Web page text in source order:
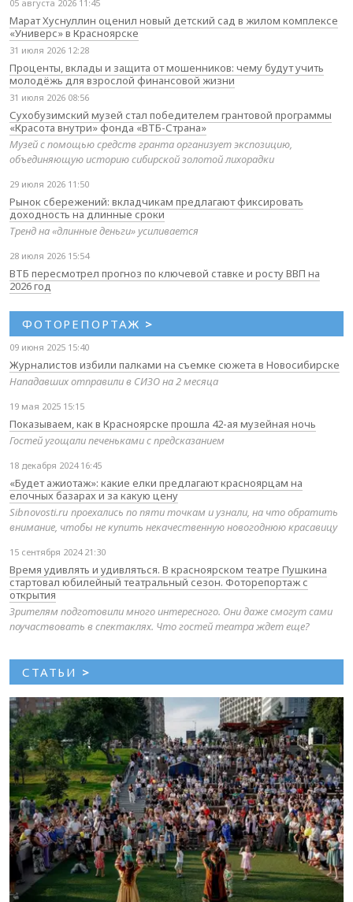
05 августа 2026 11:45
Марат Хуснуллин оценил новый детский сад в жилом комплексе
«Универс» в Красноярске
31 июля 2026 12:28
Проценты, вклады и защита от мошенников: чему будут учить
молодёжь для взрослой финансовой жизни
31 июля 2026 08:56
Сухобузимский музей стал победителем грантовой программы
«Красота внутри» фонда «ВТБ-Страна»
Музей с помощью средств гранта организует экспозицию,
объединяющую историю сибирской золотой лихорадки
29 июля 2026 11:50
Рынок сбережений: вкладчикам предлагают фиксировать
доходность на длинные сроки
Тренд на «длинные деньги» усиливается
28 июля 2026 15:54
ВТБ пересмотрел прогноз по ключевой ставке и росту ВВП на
2026 год
ФОТОРЕПОРТАЖ >
09 июня 2025 15:40
Журналистов избили палками на съемке сюжета в Новосибирске
Нападавших отправили в СИЗО на 2 месяца
19 мая 2025 15:15
Показываем, как в Красноярске прошла 42-ая музейная ночь
Гостей угощали печеньками с предсказанием
18 декабря 2024 16:45
«Будет ажиотаж»: какие елки предлагают красноярцам на
елочных базарах и за какую цену
Sibnovosti.ru проехались по пяти точкам и узнали, на что обратить
внимание, чтобы не купить некачественную новогоднюю красавицу
15 сентября 2024 21:30
Время удивлять и удивляться. В красноярском театре Пушкина
стартовал юбилейный театральный сезон. Фоторепортаж с
открытия
Зрителям подготовили много интересного. Они даже смогут сами
поучаствовать в спектаклях. Что гостей театра ждет еще?
СТАТЬИ >